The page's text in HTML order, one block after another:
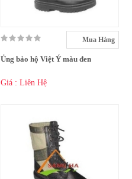
Mua Hàng
Ủng bảo hộ Việt Ý màu đen
Giá : Liên Hệ